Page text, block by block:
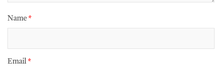
Name *
Email *